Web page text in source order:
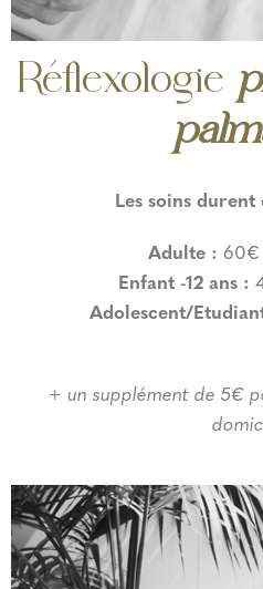
Réflexologie
Les soins
Adulte : 60€
Enfant -12 ans :
Adolescent/
+ un supplément de 5€